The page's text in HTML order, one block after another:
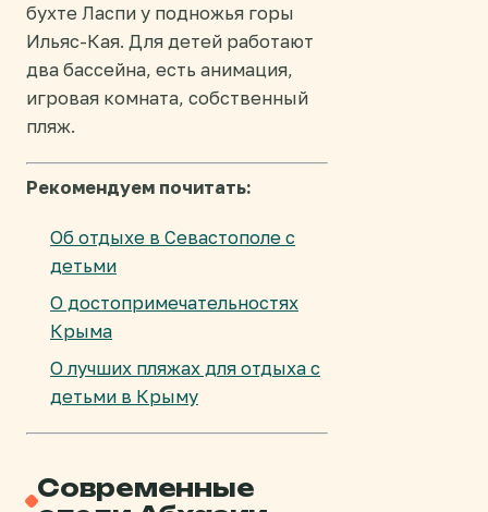
бухте Ласпи у подножья горы
Ильяс-Кая. Для детей работают
два бассейна, есть анимация,
игровая комната, собственный
пляж.
Рекомендуем почитать:
Об отдыхе в Севастополе с
детьми
О достопримечательностях
Крыма
О лучших пляжах для отдыха с
детьми в Крыму
Современные